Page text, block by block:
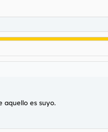
los aperos, después nos
aquello es suyo.